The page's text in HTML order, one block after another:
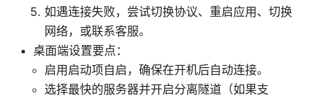
如遇连接失败，尝试切换协议、重启应用、切换
网络，或联系客服。
桌面端设置要点：
启用启动项自启，确保在开机后自动连接。
选择最快的服务器并开启分离隧道（如果支